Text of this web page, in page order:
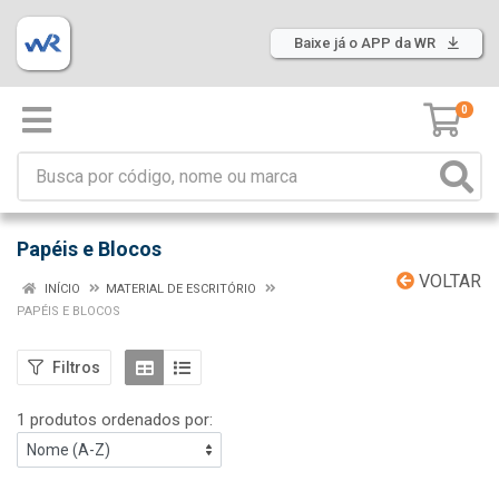
Baixe já o APP da WR
0
Papéis e Blocos
VOLTAR
INÍCIO
MATERIAL DE ESCRITÓRIO
PAPÉIS E BLOCOS
Filtros
1 produtos ordenados por: